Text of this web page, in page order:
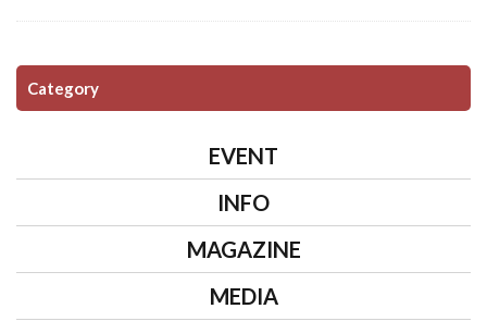
Category
EVENT
INFO
MAGAZINE
MEDIA